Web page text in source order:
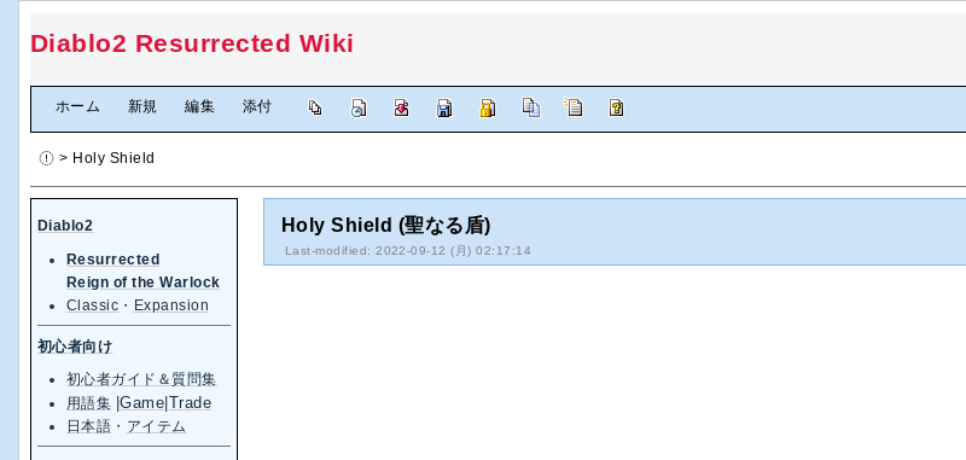
Diablo2 Resurrected Wiki
ホーム 新規 編集 添付
> Holy Shield
Holy Shield (聖なる盾)
Last-modified: 2022-09-12 (月) 02:17:14
Diablo2
Resurrected
Reign of the Warlock
Classic ・ Expansion
初心者向け
初心者ガイド＆質問集
用語集 |Game Trade
日本語 ・ アイテム